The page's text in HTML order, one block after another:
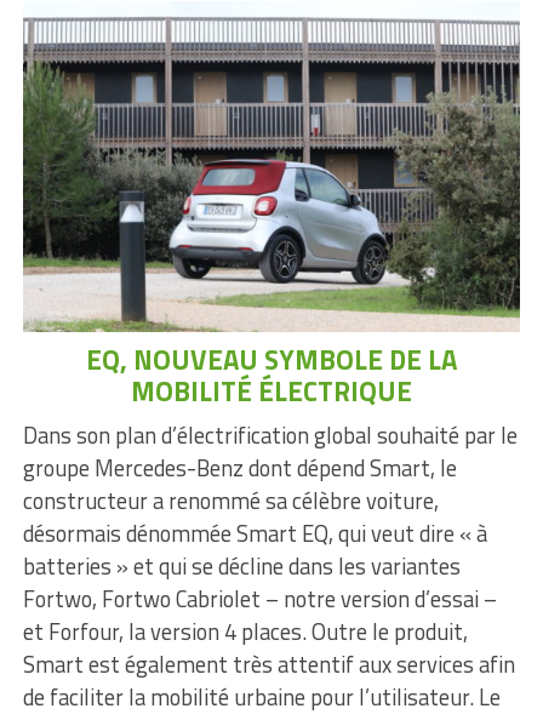
EQ, NOUVEAU SYMBOLE DE LA
MOBILITÉ ÉLECTRIQUE
Dans son plan d’électrification global souhaité par le
groupe Mercedes-Benz dont dépend Smart, le
constructeur a renommé sa célèbre voiture,
désormais dénommée Smart EQ, qui veut dire « à
batteries » et qui se décline dans les variantes
Fortwo, Fortwo Cabriolet – notre version d’essai –
et Forfour, la version 4 places. Outre le produit,
Smart est également très attentif aux services afin
de faciliter la mobilité urbaine pour l’utilisateur. Le